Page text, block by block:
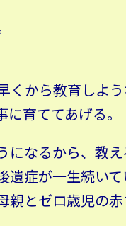
から教育しよ
育ててあげる。
なるから、教
症が一生続い
親とゼロ歳児の